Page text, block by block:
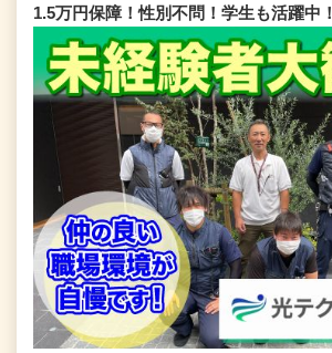
1.5万円保障！性別不問！学生も活躍中！